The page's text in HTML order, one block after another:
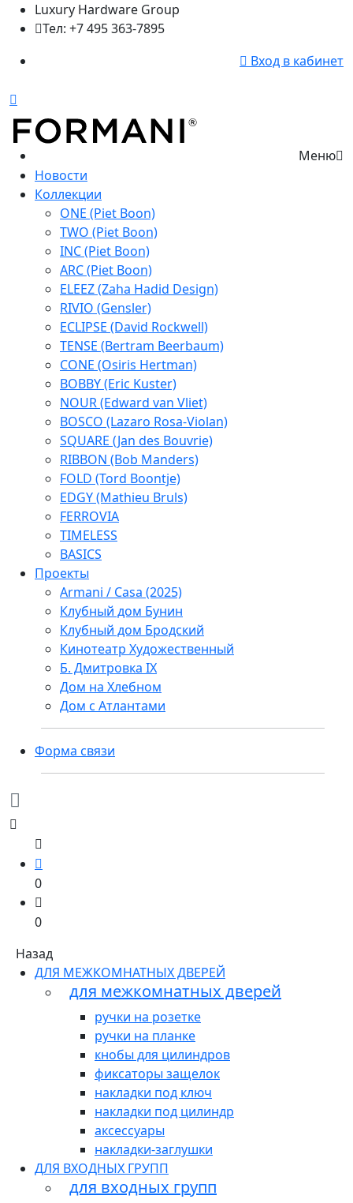
Luxury Hardware Group
Тел: +7 495 363-7895
Вход в кабинет
Меню
Новости
Коллекции
ONE (Piet Boon)
TWO (Piet Boon)
INC (Piet Boon)
ARC (Piet Boon)
ELEEZ (Zaha Hadid Design)
RIVIO (Gensler)
ECLIPSE (David Rockwell)
TENSE (Bertram Beerbaum)
CONE (Osiris Hertman)
BOBBY (Eric Kuster)
NOUR (Edward van Vliet)
BOSCO (Lazaro Rosa-Violan)
SQUARE (Jan des Bouvrie)
RIBBON (Bob Manders)
FOLD (Tord Boontje)
EDGY (Mathieu Bruls)
FERROVIA
TIMELESS
BASICS
Проекты
Armani / Casa (2025)
Клубный дом Бунин
Клубный дом Бродский
Кинотеатр Художественный
Б. Дмитровка IX
Дом на Хлебном
Дом с Атлантами
Форма связи
0
0
Назад
ДЛЯ МЕЖКОМНАТНЫХ ДВЕРЕЙ
для межкомнатных дверей
ручки на розетке
ручки на планке
кнобы для цилиндров
фиксаторы защелок
накладки под ключ
накладки под цилиндр
аксессуары
накладки-заглушки
ДЛЯ ВХОДНЫХ ГРУПП
для входных групп